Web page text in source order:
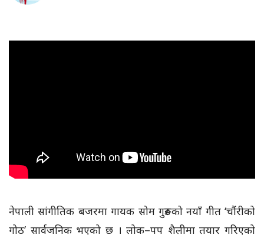
नेपाली सांगीतिक बजरमा गायक सोम गुरुङको नयाँ गीत ‘चौंरीको
गोठ’ सार्वजनिक भएको छ । लोक–पप शैलीमा तयार गरिएको